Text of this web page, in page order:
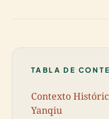
TABLA DE
Contexto
Yanqiu